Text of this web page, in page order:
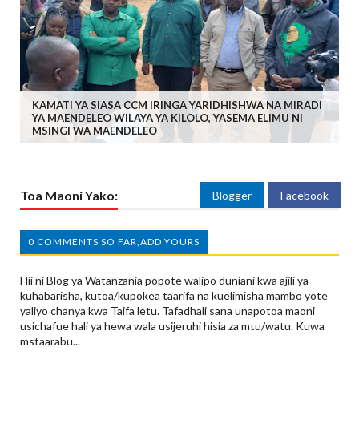
KAMATI YA SIASA CCM IRINGA YARIDHISHWA NA MIRADI
YA MAENDELEO WILAYA YA KILOLO, YASEMA ELIMU NI
MSINGI WA MAENDELEO
Toa Maoni Yako: Blogger Facebook
0 COMMENTS SO FAR,ADD YOURS
Hii ni Blog ya Watanzania popote walipo duniani kwa ajili ya
kuhabarisha, kutoa/kupokea taarifa na kuelimisha mambo yote
yaliyo chanya kwa Taifa letu. Tafadhali sana unapotoa maoni
usichafue hali ya hewa wala usijeruhi hisia za mtu/watu. Kuwa
mstaarabu...